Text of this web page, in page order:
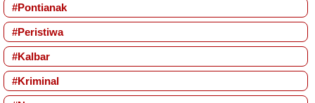
#Pontianak
#Peristiwa
#Kalbar
#Kriminal